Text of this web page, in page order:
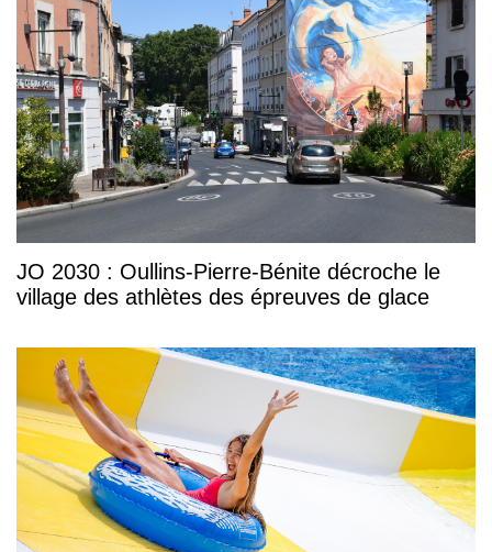
JO 2030 : Oullins-Pierre-Bénite décroche le
village des athlètes des épreuves de glace